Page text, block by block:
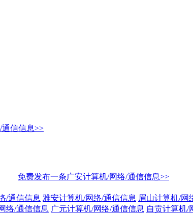
信信息>>
免费发布一条广安计算机/网络/通信信息>>
/通信信息 雅安计算机/网络/通信信息 眉山计算机/网
络/通信信息 广元计算机/网络/通信信息 自贡计算机/